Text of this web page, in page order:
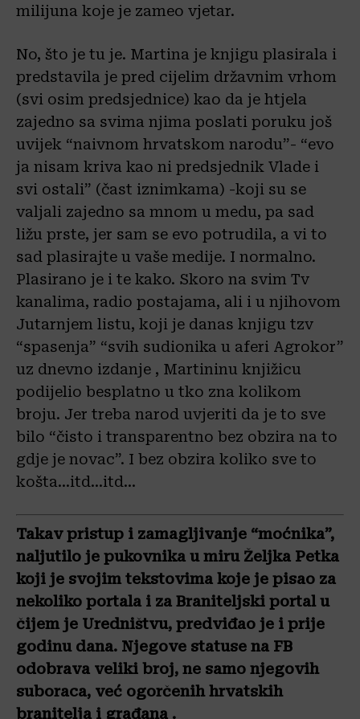
milijuna koje je zameo vjetar.
No, što je tu je. Martina je knjigu plasirala i
predstavila je pred cijelim državnim vrhom
(svi osim predsjednice) kao da je htjela
zajedno sa svima njima poslati poruku još
uvijek “naivnom hrvatskom narodu”- “evo
ja nisam kriva kao ni predsjednik Vlade i
svi ostali” (čast iznimkama) -koji su se
valjali zajedno sa mnom u medu, pa sad
ližu prste, jer sam se evo potrudila, a vi to
sad plasirajte u vaše medije. I normalno.
Plasirano je i te kako. Skoro na svim Tv
kanalima, radio postajama, ali i u njihovom
Jutarnjem listu, koji je danas knjigu tzv
“spasenja” “svih sudionika u aferi Agrokor”
uz dnevno izdanje , Martininu knjižicu
podijelio besplatno u tko zna kolikom
broju. Jer treba narod uvjeriti da je to sve
bilo “čisto i transparentno bez obzira na to
gdje je novac”. I bez obzira koliko sve to
košta…itd…itd…
Takav pristup i zamagljivanje “moćnika”,
naljutilo je pukovnika u miru Željka Petka
koji je svojim tekstovima koje je pisao za
nekoliko portala i za Braniteljski portal u
čijem je Uredništvu, predviđao je i prije
godinu dana. Njegove statuse na FB
odobrava veliki broj, ne samo njegovih
suboraca, već ogorčenih hrvatskih
branitelja i građana .